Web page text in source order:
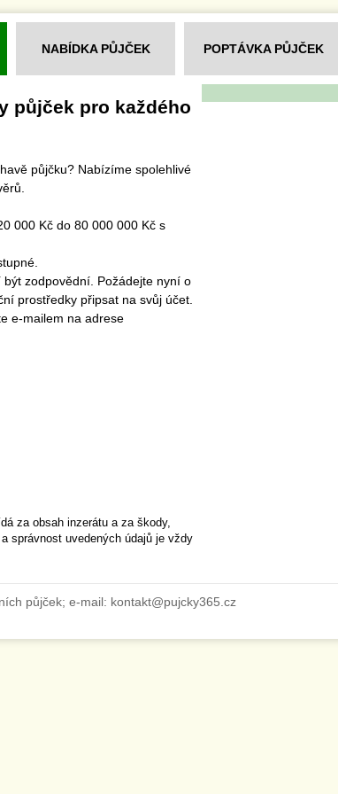
NABÍDKA PŮJČEK POPTÁVKA PŮJČEK
půjček pro každého
půjčku? Nabízíme spolehlivé
000 Kč do 80 000 000 Kč s
zodpovědní. Požádejte nyní o
prostředky připsat na svůj účet.
e-mailem na adrese
za obsah inzerátu a za škody,
správnost uvedených údajů je vždy
půjček; e-mail: kontakt@pujcky365.cz